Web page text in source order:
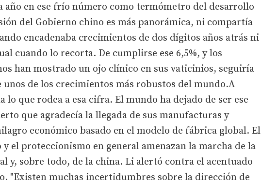
año en ese frío número como termómetro del desarrollo
del Gobierno chino es más panorámica, ni compartía
encadenaba crecimientos de dos dígitos años atrás ni
cuando lo recorta. De cumplirse ese 6,5%, y los
han mostrado un ojo clínico en sus vaticinios, seguiría
de los crecimientos más robustos del mundo.A
lo que rodea a esa cifra. El mundo ha dejado de ser ese
que agradecía la llegada de sus manufacturas y
económico basado en el modelo de fábrica global. El
el proteccionismo en general amenazan la marcha de la
y, sobre todo, de la china. Li alertó contra el acentuado
"Existen muchas incertidumbres sobre la dirección de